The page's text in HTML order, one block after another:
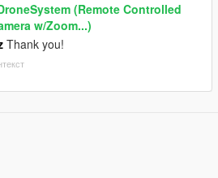
(Remote Controlled
w/Zoom...)
Thank you!